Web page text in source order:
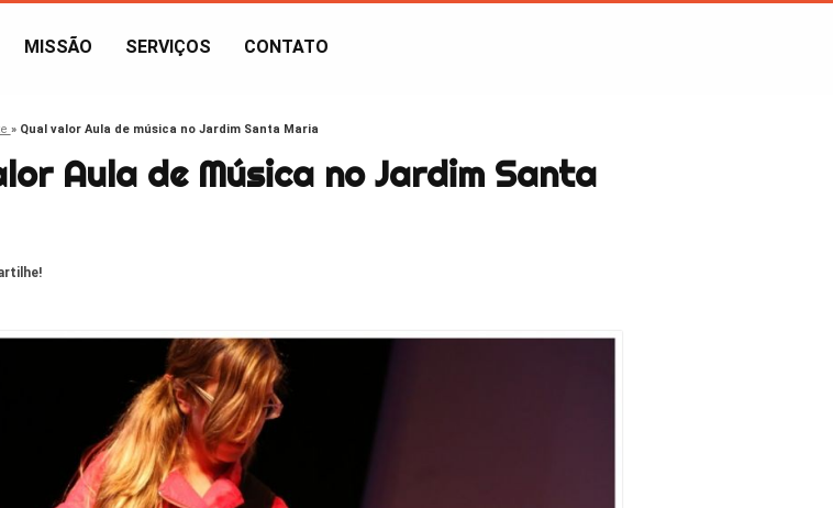
MISSÃO SERVIÇOS CONTATO
» Qual valor Aula de música no Jardim Santa Maria
Aula de Música no Jardim Santa